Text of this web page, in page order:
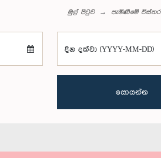
මුල් පිටුව පැමිණීමේ විස්තර
දින දක්වා (YYYY-MM-DD)
සොයන්න